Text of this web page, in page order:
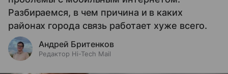
Разбираемся, в чем причина и в каких
районах города связь работает хуже всего.
Андрей Бритенков
Редактор Hi-Tech Mail